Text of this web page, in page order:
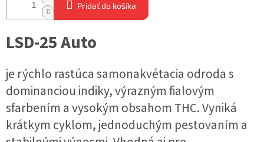
Pridať do košíka
LSD-25 Auto
je rýchlo rastúca samonakvétacia odroda s
dominanciou indiky, výrazným fialovým
sfarbením a vysokým obsahom THC. Vyniká
krátkym cyklom, jednoduchým pestovaním a